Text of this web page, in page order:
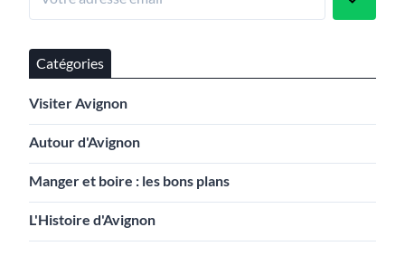
Catégories
Visiter Avignon
Autour d'Avignon
Manger et boire : les bons plans
L'Histoire d'Avignon